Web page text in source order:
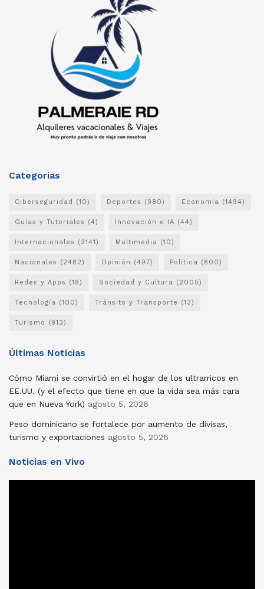
Categorias
Ciberseguridad (10) Deportes (980) Economía (1494)
Guías y Tutoriales (4) Innovación e IA (44)
Internacionales (3141) Multimedia (10)
Nacionales (2482) Opinión (497) Política (800)
Redes y Apps (18) Sociedad y Cultura (2005)
Tecnología (100) Tránsito y Transporte (13)
Turismo (913)
Últimas Noticias
Cómo Miami se convirtió en el hogar de los ultrarricos en
EE.UU. (y el efecto que tiene en que la vida sea más cara
que en Nueva York) agosto 5, 2026
Peso dominicano se fortalece por aumento de divisas,
turismo y exportaciones agosto 5, 2026
Noticias en Vivo